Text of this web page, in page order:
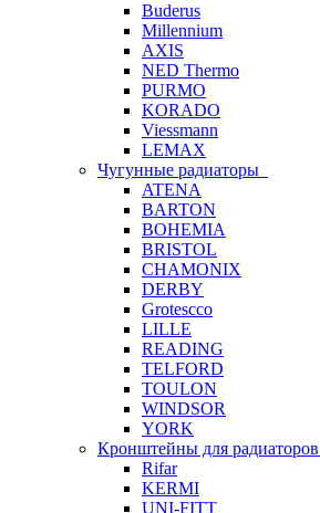
Buderus
Millennium
AXIS
NED Thermo
PURMO
KORADO
Viessmann
LEMAX
Чугунные радиаторы
ATENA
BARTON
BOHEMIA
BRISTOL
CHAMONIX
DERBY
Grotescco
LILLE
READING
TELFORD
TOULON
WINDSOR
YORK
Кронштейны для радиаторов
Rifar
KERMI
UNI-FITT